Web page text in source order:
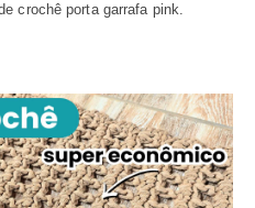
crochê porta garrafa pink.